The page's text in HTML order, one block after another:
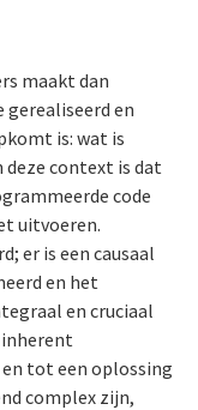
maakt dan
gerealiseerd en
is: wat is
deze context is dat
code
uitvoeren.
er is een causaal
en het
en cruciaal
inherent
tot een oplossing
complex zijn,